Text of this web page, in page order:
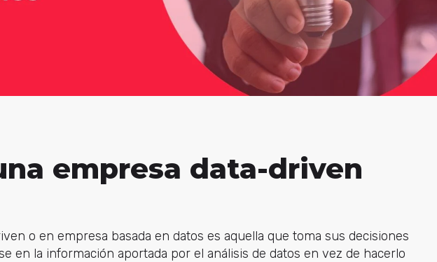
empresa data-driven
o en empresa basada en datos es aquella que toma sus decisiones
en la información aportada por el análisis de datos en vez de hacerlo